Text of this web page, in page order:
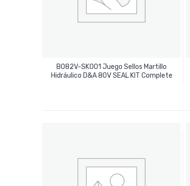
B082V-SK001 Juego Sellos Martillo
Hidráulico D&A 80V SEAL KIT Complete
Leer Más